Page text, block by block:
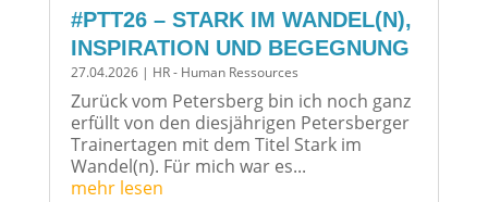
#PTT26 – STARK IM WANDEL(N),
INSPIRATION UND BEGEGNUNG
27.04.2026| HR - Human Ressources
Zurück vom Petersberg bin ich noch ganz
erfüllt von den diesjährigen Petersberger
Trainertagen mit dem Titel Stark im
Wandel(n). Für mich war es...
mehr lesen